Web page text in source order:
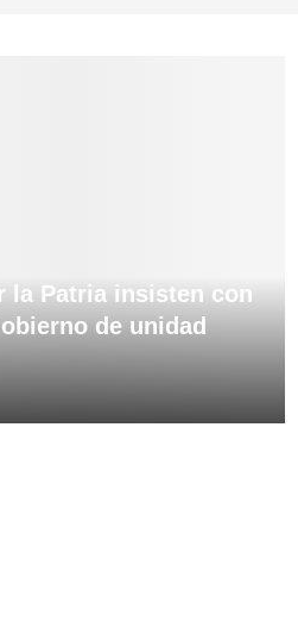
la Patria insisten con
de unidad